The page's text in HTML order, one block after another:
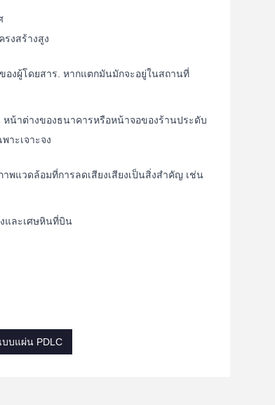
งสร้างสูง
องผู้โดยสาร. หากแตกมันมักจะอยู่ในสถานที่
น้าต่างของธนาคารหรือหน้าจอของร้านประดับ
าะเจาะจง
พแวดล้อมที่การลดเสียงเสียงเป็นสิ่งสําคัญ เช่น
และเศษหินที่บิน
บบแผ่น PDLC